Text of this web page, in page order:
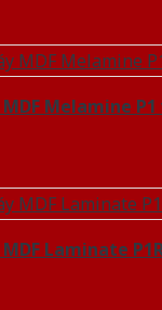
Melamine
Laminate